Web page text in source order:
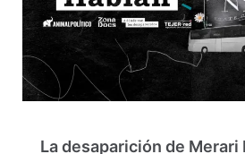
La desaparición de Merari